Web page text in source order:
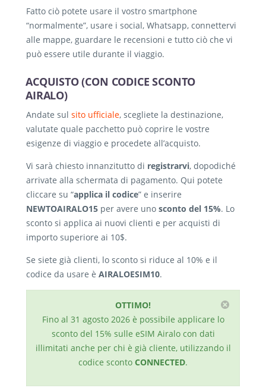
Fatto ciò potete usare il vostro smartphone
“normalmente”, usare i social, Whatsapp, connettervi
alle mappe, guardare le recensioni e tutto ciò che vi
può essere utile durante il viaggio.
ACQUISTO (CON CODICE SCONTO
AIRALO)
Andate sul sito ufficiale, scegliete la destinazione,
valutate quale pacchetto può coprire le vostre
esigenze di viaggio e procedete all’acquisto.
Vi sarà chiesto innanzitutto di registrarvi, dopodiché
arrivate alla schermata di pagamento. Qui potete
cliccare su “applica il codice” e inserire
NEWTOAIRALO15 per avere uno sconto del 15%. Lo
sconto si applica ai nuovi clienti e per acquisti di
importo superiore ai 10$.
Se siete già clienti, lo sconto si riduce al 10% e il
codice da usare è AIRALOESIM10.
OTTIMO!
Fino al 31 agosto 2026 è possibile applicare lo
sconto del 15% sulle eSIM Airalo con dati
illimitati anche per chi è già cliente, utilizzando il
codice sconto CONNECTED.